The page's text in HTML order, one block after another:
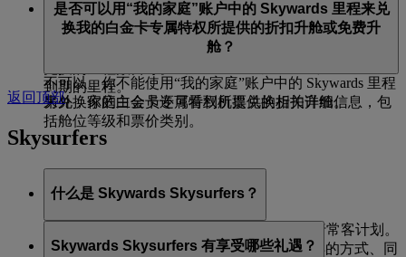
月赚取的，而你的生日在 8 月，那么这些 Skywards 里程
将于 2026 年 8 月 31 日到期。
到期的里程。
和 Skywards 里程贡献率。此外，交易相关详细信息也会
共享，包括交易类型、乘客姓名（乘机家庭成员的称
谓、名字和姓氏）、所贡献的 Skywards 里程数目、用于
另外，家庭主会员还可看到机票兑换相关详细信息，包
括舱位等级和票价类别。
是否可以用“我的家庭”账户中的 Skywards 里程来兑
换我的白金卡专属特权所提供的折扣升舱或免费升
舱？
不可以。你不能使用“我的家庭”账户中的 Skywards 里程
来兑换你的白金卡专属特权所提供的折扣升舱。
返回顶部
Skysurfers
什么是 Skywards Skysurfers？
这是我们专为 2 至 17 岁的青少年提供的飞行常客计划。
会员可按照与阿联酋航空 Skywards 计划同样的方式、同
Skywards Skysurfers 有享受哪些礼遇？